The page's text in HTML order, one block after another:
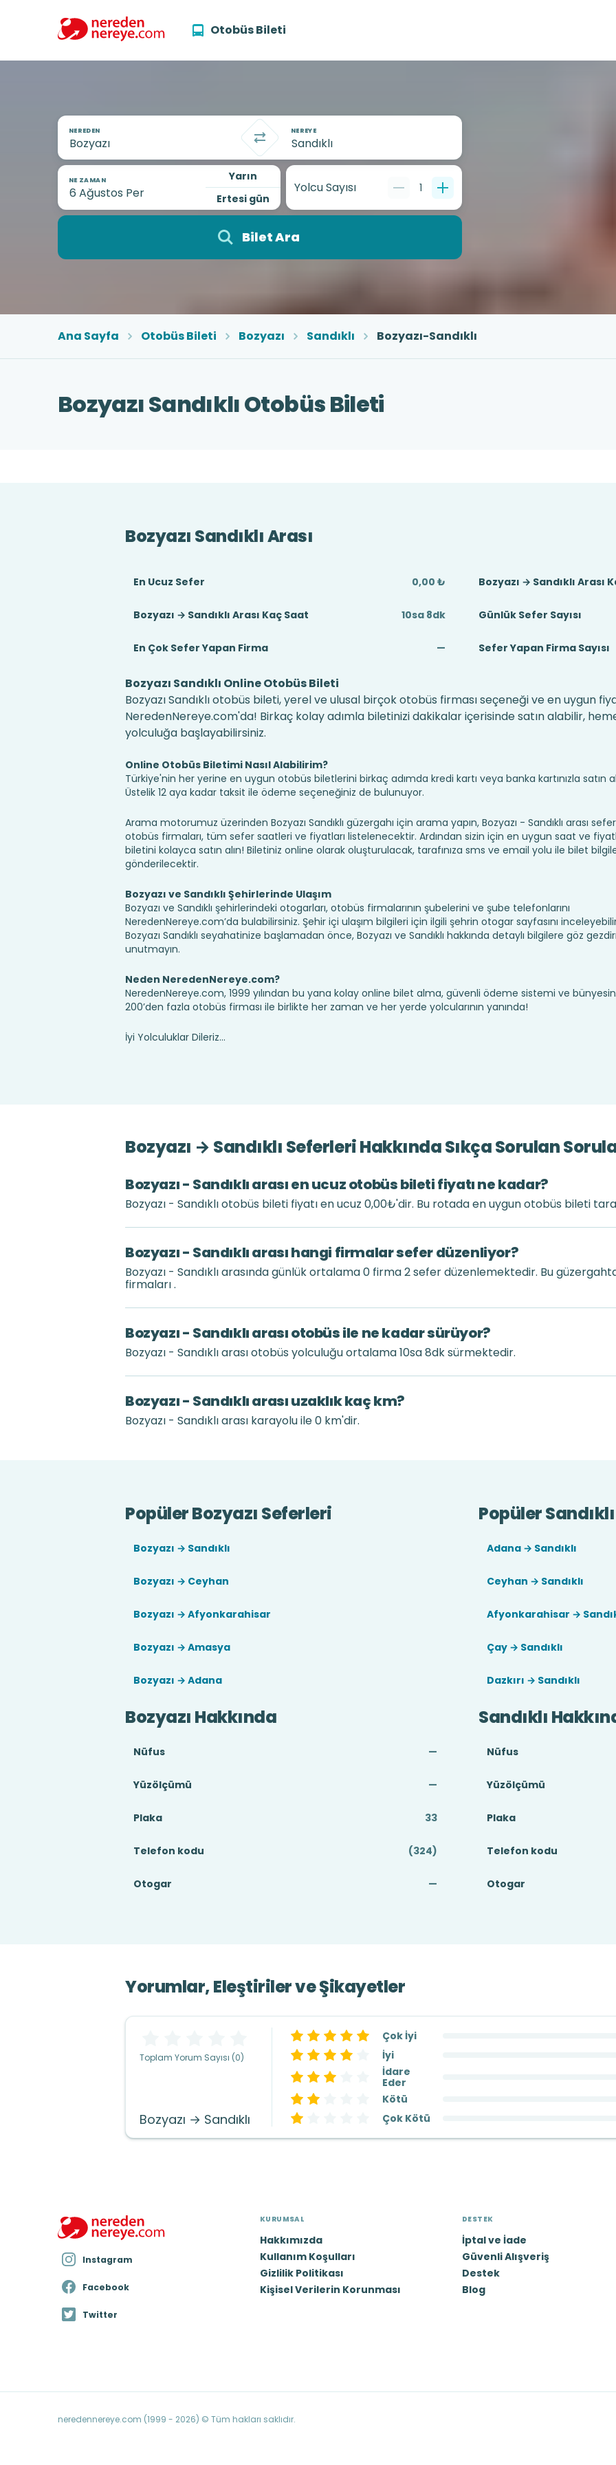
Otobüs Bileti
NEREDEN NEREYE
NE ZAMAN
Yarın
Ertesi gün
Yolcu Sayısı 1
Bilet Ara
Ana Sayfa Otobüs Bileti Bozyazı Sandıklı Bozyazı-Sandıklı
Bozyazı Sandıklı Otobüs Bileti
Bozyazı Sandıklı Arası
En Ucuz Sefer 0,00 ₺ Bozyazı → Sandıklı Arası
Bozyazı → Sandıklı Arası Kaç Saat 10sa 8dk Günlük Sefer Sayısı
En Çok Sefer Yapan Firma — Sefer Yapan Firma Sayısı
Bozyazı Sandıklı Online Otobüs Bileti
Bozyazı Sandıklı otobüs bileti, yerel ve ulusal birçok otobüs firması seçeneği ve en uygun
NeredenNereye.com'da! Birkaç kolay adımla biletinizi dakikalar içerisinde satın alabilir,
yolculuğa başlayabilirsiniz.
Online Otobüs Biletimi Nasıl Alabilirim?
Türkiye'nin her yerine en uygun otobüs biletlerini birkaç adımda kredi kartı veya banka kartınızla satın
Üstelik 12 aya kadar taksit ile ödeme seçeneğiniz de bulunuyor.
Arama motorumuz üzerinden Bozyazı Sandıklı güzergahı için arama yapın, Bozyazı - Sandıklı arası
otobüs firmaları, tüm sefer saatleri ve fiyatları listelenecektir. Ardından sizin için en uygun saat ve
biletini kolayca satın alın! Biletiniz online olarak oluşturulacak, tarafınıza sms ve email yolu ile bilet
gönderilecektir.
Bozyazı ve Sandıklı Şehirlerinde Ulaşım
Bozyazı ve Sandıklı şehirlerindeki otogarları, otobüs firmalarının şubelerini ve şube telefonlarını
NeredenNereye.com’da bulabilirsiniz. Şehir içi ulaşım bilgileri için ilgili şehrin otogar sayfasını
Bozyazı Sandıklı seyahatinize başlamadan önce, Bozyazı ve Sandıklı hakkında detaylı bilgilere göz
unutmayın.
Neden NeredenNereye.com?
NeredenNereye.com, 1999 yılından bu yana kolay online bilet alma, güvenli ödeme sistemi ve
200’den fazla otobüs firması ile birlikte her zaman ve her yerde yolcularının yanında!
İyi Yolculuklar Dileriz...
Bozyazı → Sandıklı Seferleri Hakkında Sıkça Sorulan
Bozyazı - Sandıklı arası en ucuz otobüs bileti fiyatı ne kadar?
Bozyazı - Sandıklı otobüs bileti fiyatı en ucuz 0,00₺'dir. Bu rotada en uygun otobüs bileti
Bozyazı - Sandıklı arası hangi firmalar sefer düzenliyor?
Bozyazı - Sandıklı arasında günlük ortalama 0 firma 2 sefer düzenlemektedir. Bu
firmaları .
Bozyazı - Sandıklı arası otobüs ile ne kadar sürüyor?
Bozyazı - Sandıklı arası otobüs yolculuğu ortalama 10sa 8dk sürmektedir.
Bozyazı - Sandıklı arası uzaklık kaç km?
Bozyazı - Sandıklı arası karayolu ile 0 km'dir.
Popüler Bozyazı Seferleri
Bozyazı → Sandıklı
Bozyazı → Ceyhan
Bozyazı → Afyonkarahisar
Bozyazı → Amasya
Bozyazı → Adana
Popüler
Adana → Sandıklı
Ceyhan → Sandıklı
Afyonkarahisar →
Çay → Sandıklı
Dazkırı → Sandıklı
Bozyazı Hakkında
Nüfus —
Yüzölçümü —
Plaka 33
Telefon kodu (324)
Otogar —
Sandıklı
Nüfus
Yüzölçümü
Plaka
Telefon kodu
Otogar
Yorumlar, Eleştiriler ve Şikayetler
Toplam Yorum Sayısı (0)
Bozyazı → Sandıklı
Çok İyi
İyi
İdare
Eder
Kötü
Çok Kötü
Instagram
Facebook
Twitter
KURUMSAL
Hakkımızda
Kullanım Koşulları
Gizlilik Politikası
Kişisel Verilerin Korunması
DESTEK
İptal ve İade
Güvenli Alışveriş
Destek
Blog
neredennereye.com (1999 - 2026) © Tüm hakları saklıdır.